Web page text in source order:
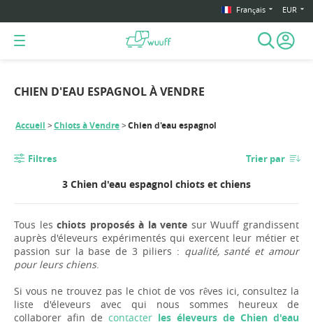
Français EUR
CHIEN D'EAU ESPAGNOL À VENDRE
Accueil Chiots à Vendre Chien d'eau espagnol
Filtres Trier par
3 Chien d'eau espagnol chiots et chiens
Tous leschiots proposés à la vente sur Wuuff grandissent
auprès d'éleveurs expérimentés qui exercent leur métier et
passion sur la base de 3 piliers : qualité, santé et amour
pour leurs chiens.
Si vous ne trouvez pas le chiot de vos rêves ici, consultez la
liste d'éleveurs avec qui nous sommes heureux de
collaborer afin de contacter les éleveurs de Chien d'eau